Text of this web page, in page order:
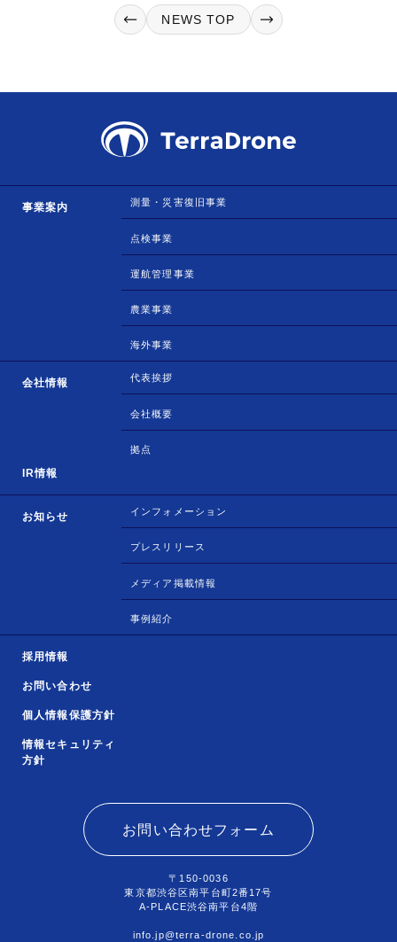
NEWS TOP
事業案内 測量・災害復旧事業
点検事業
運航管理事業
農業事業
海外事業
会社情報 代表挨拶
会社概要
拠点
IR情報
お知らせ インフォメーション
プレスリリース
メディア掲載情報
事例紹介
採用情報
お問い合わせ
個人情報保護方針
情報セキュリティ
方針
お問い合わせフォーム
〒150-0036
東京都渋谷区南平台町2番17号
A-PLACE渋谷南平台4階
info.jp@terra-drone.co.jp